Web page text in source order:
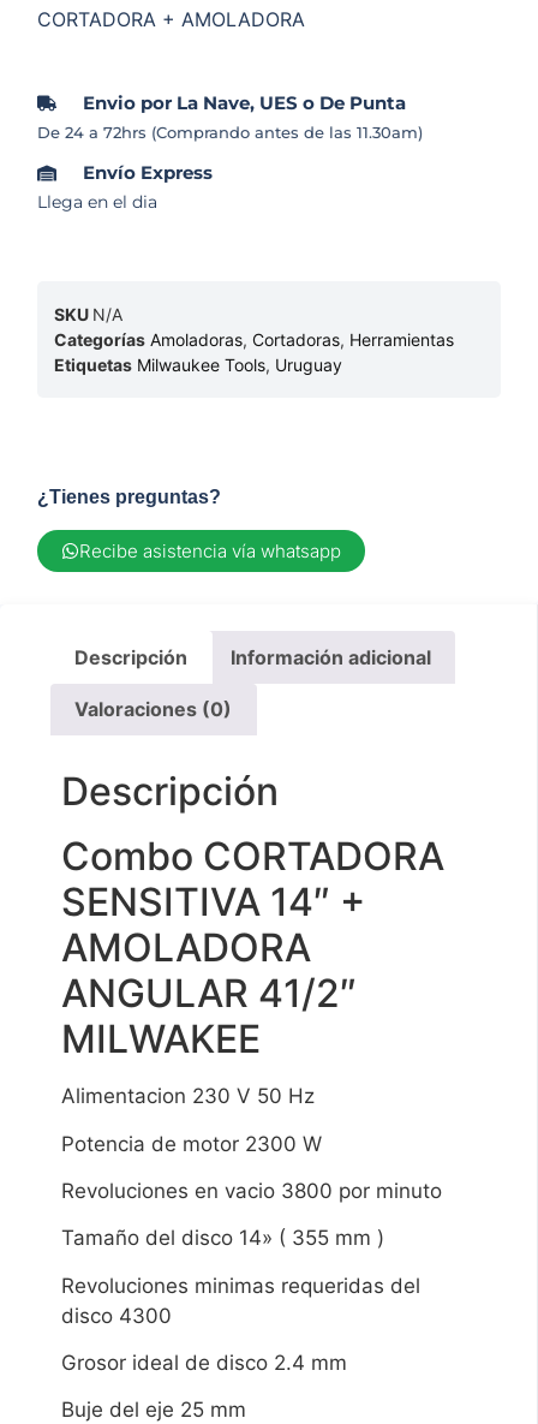
CORTADORA + AMOLADORA
Envio por La Nave, UES o De Punta
De 24 a 72hrs (Comprando antes de las 11.30am)
Envío Express
Llega en el dia
SKU N/A
Categorías Amoladoras,Cortadoras, Herramientas
Etiquetas Milwaukee Tools, Uruguay
¿Tienes preguntas?
Recibe asistencia vía whatsapp
Descripción Información adicional
Valoraciones (0)
Descripción
Combo CORTADORA
SENSITIVA 14″ +
AMOLADORA
ANGULAR 41/2″
MILWAKEE
Alimentacion 230 V 50 Hz
Potencia de motor 2300 W
Revoluciones en vacio 3800 por minuto
Tamaño del disco 14» ( 355 mm )
Revoluciones minimas requeridas del
disco 4300
Grosor ideal de disco 2.4 mm
Buje del eje 25 mm